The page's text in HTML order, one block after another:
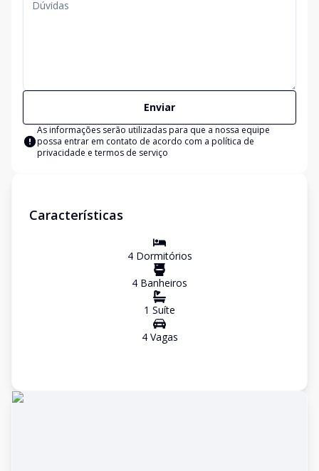
Enviar
As informações serão utilizadas para que a nossa equipe
possa entrar em contato de acordo com a política de
privacidade e termos de serviço
Características
4Dormitórios
4 Banheiros
1 Suíte
4Vagas